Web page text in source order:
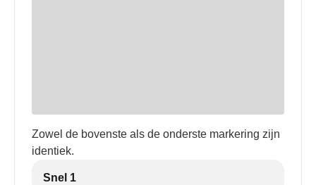
Zowel de bovenste als de onderste markering zijn
identiek.
Snel 1